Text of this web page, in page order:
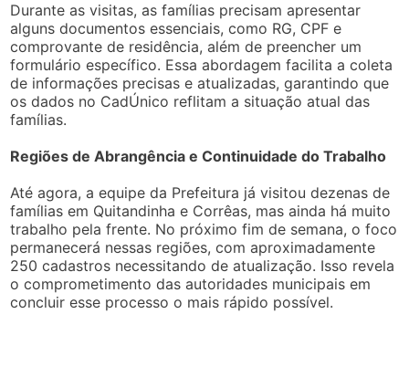
Durante as visitas, as famílias precisam apresentar
alguns documentos essenciais, como RG, CPF e
comprovante de residência, além de preencher um
formulário específico. Essa abordagem facilita a coleta
de informações precisas e atualizadas, garantindo que
os dados no CadÚnico reflitam a situação atual das
famílias.
Regiões de Abrangência e Continuidade do Trabalho
Até agora, a equipe da Prefeitura já visitou dezenas de
famílias em Quitandinha e Corrêas, mas ainda há muito
trabalho pela frente. No próximo fim de semana, o foco
permanecerá nessas regiões, com aproximadamente
250 cadastros necessitando de atualização. Isso revela
o comprometimento das autoridades municipais em
concluir esse processo o mais rápido possível.